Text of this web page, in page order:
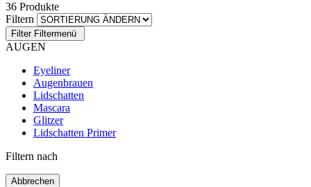
36 Produkte
Filtern
Filter Filtermenü
AUGEN
Eyeliner
Augenbrauen
Lidschatten
Mascara
Glitzer
Lidschatten Primer
Filtern nach
Abbrechen